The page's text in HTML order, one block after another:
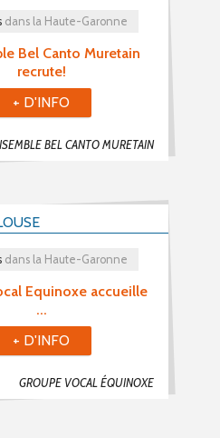
Bel Canto Muretain
recrute!
BEL CANTO MURETAIN
dans la Haute-Garonne
+ D'INFO
Equinoxe accueille
...
GROUPE VOCAL ÉQUINOXE
dans la Haute-Garonne
+ D'INFO